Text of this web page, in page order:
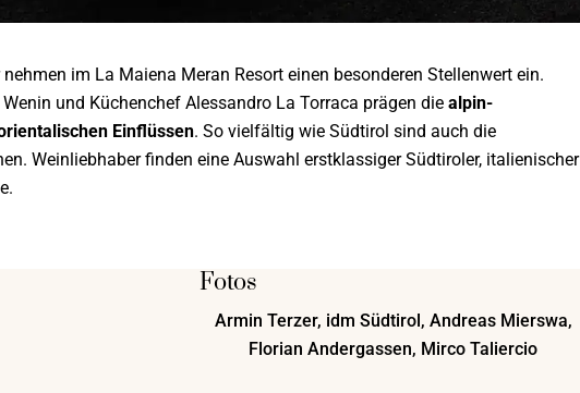
im La Maiena Meran Resort einen besonderen Stellenwert ein.
und Küchenchef Alessandro La Torraca prägen die alpin-
Einflüssen. So vielfältig wie Südtirol sind auch die
Weinliebhaber finden eine Auswahl erstklassiger Südtiroler, italienischer
Fotos
Armin Terzer, idm Südtirol, Andreas Mierswa,
Florian Andergassen, Mirco Taliercio